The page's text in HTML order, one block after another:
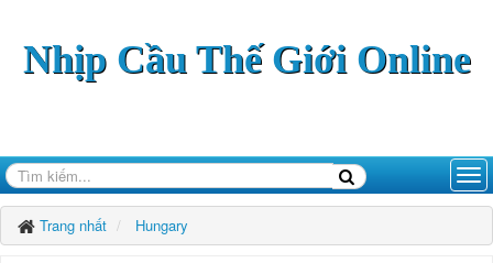
Nhịp Cầu Thế Giới Online
Trang nhất Hungary